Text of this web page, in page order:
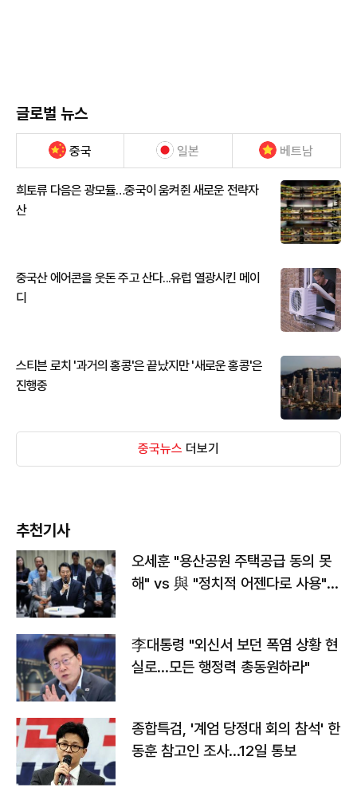
글로벌 뉴스
중국 일본 베트남
희토류 다음은 광모듈…중국이 움켜쥔 새로운 전략자
산
중국산 에어콘을 웃돈 주고 산다...유럽 열광시킨 메이
디
스티븐 로치 '과거의 홍콩'은 끝났지만 '새로운 홍콩'은
진행중
중국뉴스 더보기
추천기사
오세훈 "용산공원 주택공급 동의 못
해" vs 與 "정치적 어젠다로 사용"
李대통령 "외신서 보던 폭염 상황 현
실로…모든 행정력 총동원하라"
종합특검, '계엄 당정대 회의 참석' 한
동훈 참고인 조사...12일 통보